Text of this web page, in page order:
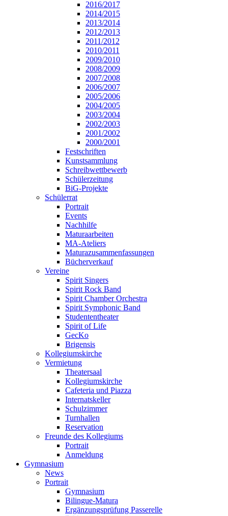
2016/2017
2014/2015
2013/2014
2012/2013
2011/2012
2010/2011
2009/2010
2008/2009
2007/2008
2006/2007
2005/2006
2004/2005
2003/2004
2002/2003
2001/2002
2000/2001
Festschriften
Kunstsammlung
Schreibwettbewerb
Schülerzeitung
BiG-Projekte
Schülerrat
Portrait
Events
Nachhilfe
Maturaarbeiten
MA-Ateliers
Maturazusammenfassungen
Bücherverkauf
Vereine
Spirit Singers
Spirit Rock Band
Spirit Chamber Orchestra
Spirit Symphonic Band
Studententheater
Spirit of Life
GecKo
Brigensis
Kollegiumskirche
Vermietung
Theatersaal
Kollegiumskirche
Cafeteria und Piazza
Internatskeller
Schulzimmer
Turnhallen
Reservation
Freunde des Kollegiums
Portrait
Anmeldung
Gymnasium
News
Portrait
Gymnasium
Bilingue-Matura
Ergänzungsprüfung Passerelle